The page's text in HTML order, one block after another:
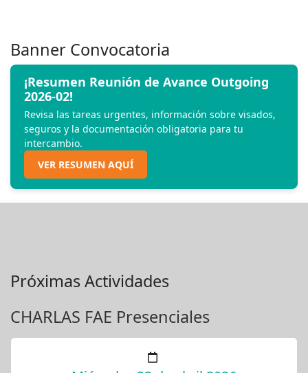
Banner Convocatoria
¡Resumen Reunión de Avance Outgoing
2026-02!
Revisa las tareas urgentes, información sobre visados,
seguros y la documentación obligatoria para tu
intercambio.
VER RESUMEN AQUÍ
Próximas Actividades
CHARLAS FAE Presenciales